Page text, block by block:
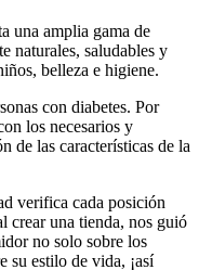
una amplia gama de
naturales, saludables y
belleza e higiene.
con diabetes. Por
los necesarios y
de las características de la
verifica cada posición
crear una tienda, nos guió
no solo sobre los
su estilo de vida, ¡así